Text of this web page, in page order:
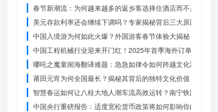
春节新潮流：为何越来越多的返乡客选择住酒店而不是家里？
美元存款利率还会继续下调吗？专家揭秘背后三大原因
中国入境游为何如此火爆？外国游客春节体验大揭秘
中国工程机械行业迎来开门红！2025年首季海外订单激增，
哪吒之魔童闹海翻译难题：急急如律令如何跨越文化鸿沟？
莆田元宵为何全国最长？揭秘其背后的独特文化价值
智慧春运如何让八桂大地人潮车流高效运转？南宁铁路枢纽
中国央行重磅报告：适度宽松货币政策将如何影响你的消费？